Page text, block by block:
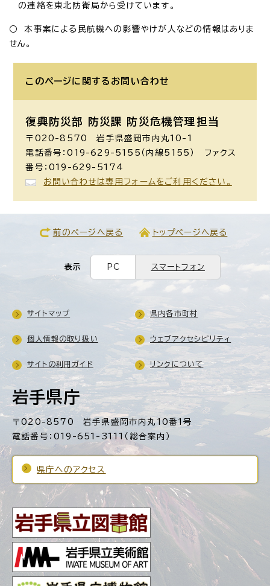
の連絡を東北防衛局から受けています。
○ 本事案による民航機への影響やけが人などの情報はありま
せん。
このページに関する お問い合わせ
復興防災部 防災課 防災危機管理担当
〒020-8570 岩手県盛岡市内丸10-1
電話番号：019-629-5155（内線5155） ファクス
番号：019-629-5174
お問い合わせは専用フォームをご利用ください。
前のページへ戻る トップページへ戻る
表示 PC スマートフォン
岩手県庁
〒020-8570 岩手県盛岡市内丸10番1号
電話番号：019-651-3111（総合案内）
県庁へのアクセス
サイトマップ 県内各市町村
個人情報の取り扱い ウェブアクセシビリティ
サイトの利用ガイド リンクについて